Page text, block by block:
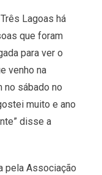
Lagoas há
que foram
para ver o
venho na
no sábado no
muito e ano
disse a
pela Associação